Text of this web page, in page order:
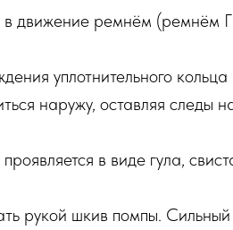
в движение ремнём (ремнём
уплотнительного кольца
наружу, оставляя следы
в виде гула,
рукой шкив помпы. Сильный